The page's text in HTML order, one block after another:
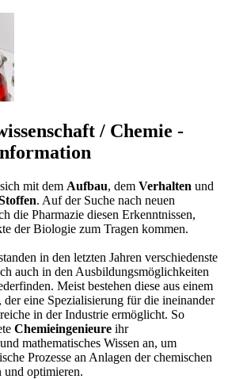
/ Chemie -
mit dem Aufbau, dem Verhalten und
. Auf der Suche nach neuen
die Pharmazie diesen Erkenntnissen,
der Biologie zum Tragen kommen.
in den letzten Jahren verschiedenste
auch in den Ausbildungsmöglichkeiten
Meist bestehen diese aus einem
, der eine Spezialisierung für die ineinander
in der Industrie ermöglicht. So
Chemieingenieure ihr
mathematisches Wissen an, um
Prozesse an Anlagen der chemischen
und optimieren.